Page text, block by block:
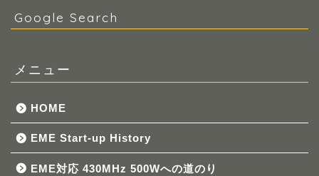
Google Search
メニュー
HOME
EME Start-up History
EME対応 430MHz 500Wへの道のり